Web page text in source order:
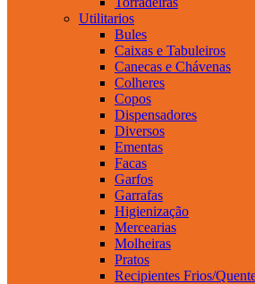
Utilitarios
Bules
Caixas e Tabuleiros
Canecas e Chávenas
Colheres
Copos
Dispensadores
Diversos
Ementas
Facas
Garfos
Garrafas
Higienização
Mercearias
Molheiras
Pratos
Recipientes Frios/